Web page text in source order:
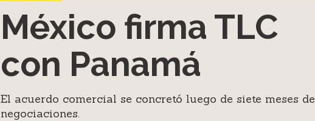
México firma TLC
con Panamá
El acuerdo comercial se concretó luego de siete meses de
negociaciones.